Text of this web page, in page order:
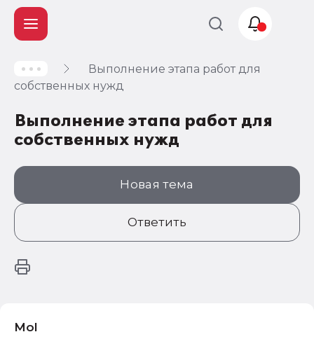
Выполнение этапа работ для
собственных нужд
Выполнение этапа работ для
собственных нужд
Новая тема
Ответить
Mol
Учет и
налогообложение
Автоматизация